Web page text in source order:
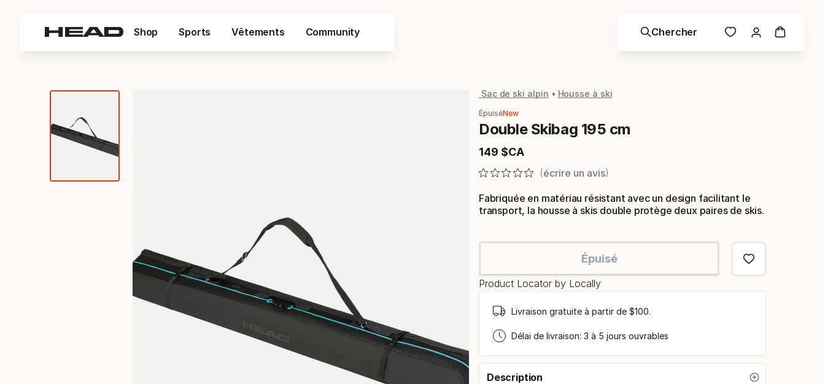
Shop Sports Vêtements Community Chercher
Sac de ski alpin Housse à ski
ÉpuiséNew
Double Skibag 195 cm
149 $CA
Prix final
écrire un avis
Fabriquée en matériau résistant avec un design facilitant le
transport, la housse à skis double protège deux paires de skis.
Épuisé
Product Locator by Locally
Livraison gratuite à partir de $100.
Délai de livraison: 3 à 5 jours ouvrables
Description